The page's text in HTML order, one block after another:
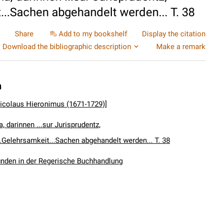
abgehandelt werden... T. 38
Share Add to my bookshelf
Display the citation
Download the bibliographic description
Make a remark
Hieronimus (1671-1729)]
darinnen ...sur Jurisprudentz,
abgehandelt werden... T. 38
in der Regerische Buchhandlung